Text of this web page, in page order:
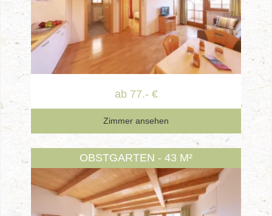
ab 77.- €
Zimmer ansehen
OBSTGARTEN - 43 M²